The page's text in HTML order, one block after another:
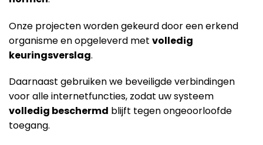
Onze projecten worden gekeurd door een erkend
organisme en opgeleverd met volledig
keuringsverslag.
Daarnaast gebruiken we beveiligde verbindingen
voor alle internetfuncties, zodat uw systeem
volledig beschermd blijft tegen ongeoorloofde
toegang.